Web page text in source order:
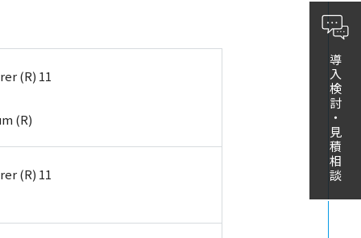
(R) 11
(R)
(R) 11 導入検討・見積相談